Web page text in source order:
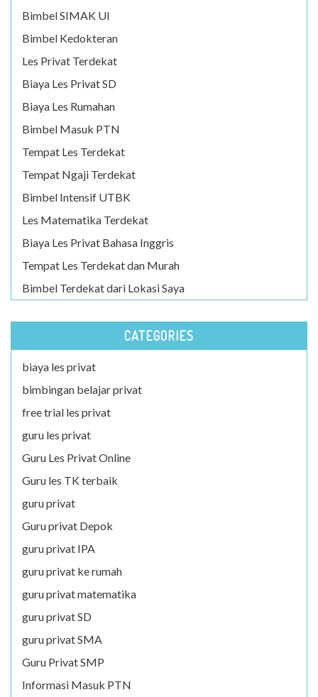
Bimbel SIMAK UI
Bimbel Kedokteran
Les Privat Terdekat
Biaya Les Privat SD
Biaya Les Rumahan
Bimbel Masuk PTN
Tempat Les Terdekat
Tempat Ngaji Terdekat
Bimbel Intensif UTBK
Les Matematika Terdekat
Biaya Les Privat Bahasa Inggris
Tempat Les Terdekat dan Murah
Bimbel Terdekat dari Lokasi Saya
CATEGORIES
biaya les privat
bimbingan belajar privat
free trial les privat
guru les privat
Guru Les Privat Online
Guru les TK terbaik
guru privat
Guru privat Depok
guru privat IPA
guru privat ke rumah
guru privat matematika
guru privat SD
guru privat SMA
Guru Privat SMP
Informasi Masuk PTN